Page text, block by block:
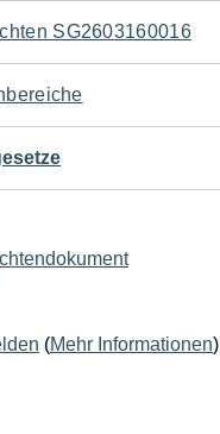
SG2603160016
(Mehr Informationen)